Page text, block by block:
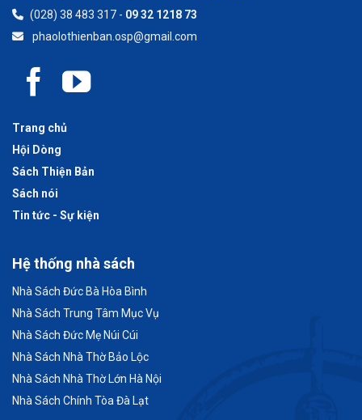
(028) 38 483 317 - 09 32 1218 73
phaolothienban.osp@gmail.com
Trang chủ
Hội Dòng
Sách Thiện Bản
Sách nói
Tin tức - Sự kiện
Hệ thống nhà sách
Nhà Sách Đức Bà Hòa Bình
Nhà Sách Trung Tâm Mục Vụ
Nhà Sách Đức Mẹ Núi Cúi
Nhà Sách Nhà Thờ Bảo Lộc
Nhà Sách Nhà Thờ Lớn Hà Nội
Nhà Sách Chính Tòa Đà Lạt